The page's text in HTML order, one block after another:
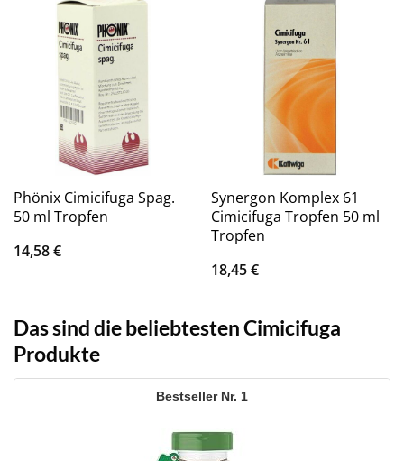
Phönix Cimicifuga Spag.
50 ml Tropfen
14,58€
Synergon Komplex 61
Cimicifuga Tropfen 50 ml
Tropfen
18,45€
Das sind die beliebtesten Cimicifuga
Produkte
1